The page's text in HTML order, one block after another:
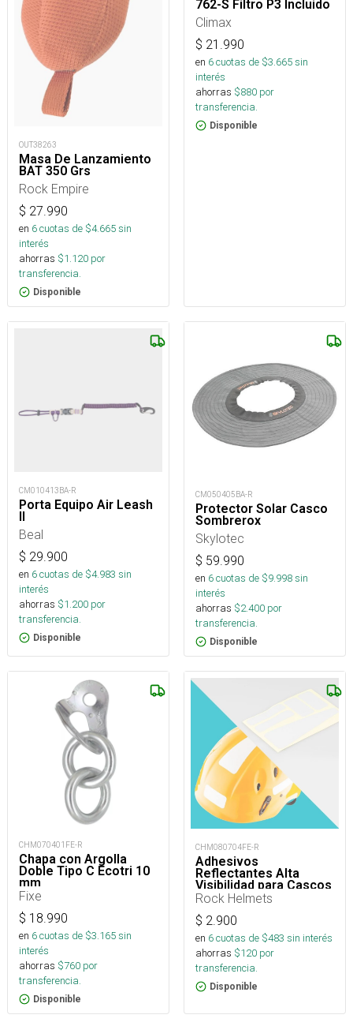
OUT38263
Masa De Lanzamiento
BAT 350 Grs
Rock Empire
$ 27.990
en 6cuotas de $4.665sin
interés
ahorras $1.120 por
transferencia.
Disponible
762-S Filtro P3 Incluido
Climax
$ 21.990
en 6cuotas de $3.665sin
interés
ahorras $880 por
transferencia.
Disponible
CM010413BA-R
Porta Equipo Air Leash
Beal
$ 29.900
en 6cuotas de $4.983 sin
interés
ahorras $1.200 por
transferencia.
Disponible
CM050405BA-R
Protector Solar Casco
Sombrerox
Skylotec
$ 59.990
en 6cuotas de $9.998sin
interés
ahorras $2.400 por
transferencia.
Disponible
CHM070401FE-R
Chapa con Argolla
Doble Tipo C Ecotri 10
mm
Fixe
$ 18.990
en 6cuotas de $3.165sin
interés
ahorras $760 por
transferencia.
Disponible
CHM080704FE-R
Adhesivos
Reflectantes Alta
Visibilidad para Cascos
Rock Helmets
$ 2.900
en 6cuotas de $483 sin interés
ahorras $120 por
transferencia.
Disponible